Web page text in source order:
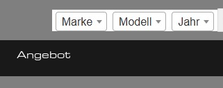
Angebot